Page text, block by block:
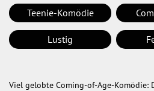
Teenie-Komödie
Lustig
Viel gelobte Coming-of-Age-Komödie: